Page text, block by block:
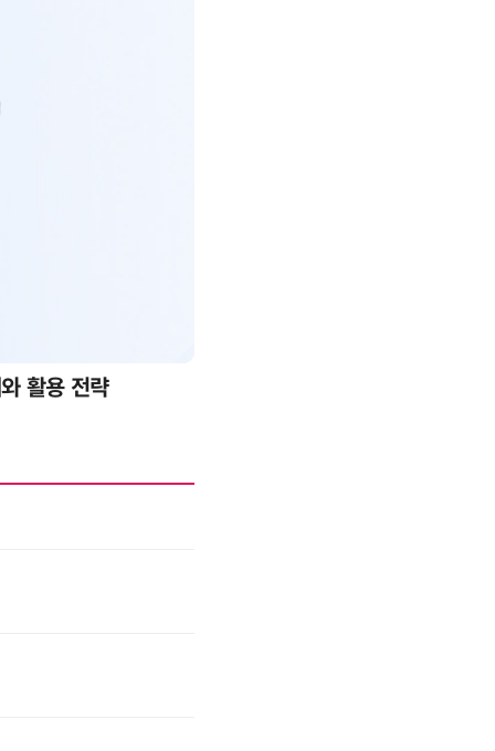
활용 전략